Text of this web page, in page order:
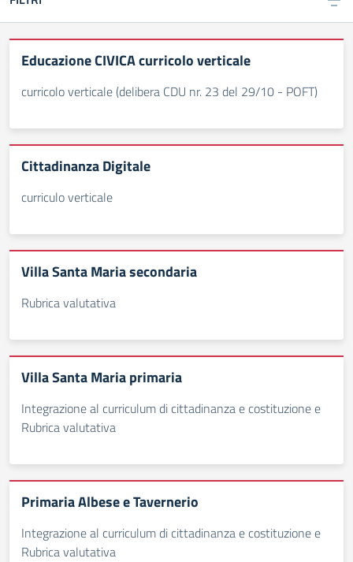
Educazione CIVICA curricolo verticale
curricolo verticale (delibera CDU nr. 23 del 29/10 - POFT)
Cittadinanza Digitale
curriculo verticale
Villa Santa Maria secondaria
Rubrica valutativa
Villa Santa Maria primaria
Integrazione al curriculum di cittadinanza e costituzione e
Rubrica valutativa
Primaria Albese e Tavernerio
Integrazione al curriculum di cittadinanza e costituzione e
Rubrica valutativa